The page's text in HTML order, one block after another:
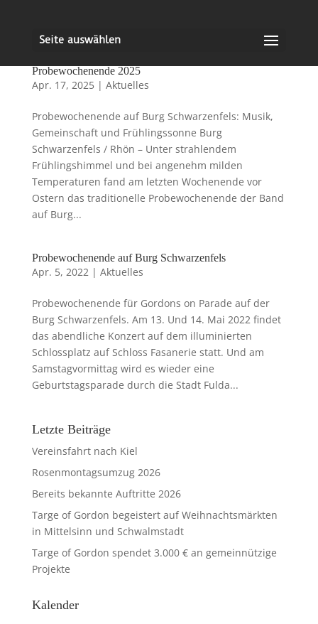
Seite auswählen
Probewochenende 2025
Apr. 17, 2025| Aktuelles
Probewochenende auf Burg Schwarzenfels: Musik,
Gemeinschaft und Frühlingssonne Burg
Schwarzenfels / Rhön – Unter strahlendem
Frühlingshimmel und bei angenehm milden
Temperaturen fand am letzten Wochenende vor
Ostern das traditionelle Probewochenende der Band
auf Burg...
Probewochenende auf Burg Schwarzenfels
Apr. 5, 2022| Aktuelles
Probewochenende für Gordons on Parade auf der
Burg Schwarzenfels. Am 13. Und 14. Mai 2022 findet
das abendliche Konzert auf dem illuminierten
Schlossplatz auf Schloss Fasanerie statt. Und am
Samstagvormittag wird es wieder eine
Geburtstagsparade durch die Stadt Fulda...
Letzte Beiträge
Vereinsfahrt nach Kiel
Rosenmontagsumzug 2026
Bereits bekannte Auftritte 2026
Targe of Gordon begeistert auf Weihnachtsmärkten
in Mittelsinn und Schwalmstadt
Targe of Gordon spendet 3.000 € an gemeinnützige
Projekte
Kalender